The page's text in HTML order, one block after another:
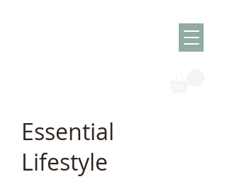
Essential
Lifestyle